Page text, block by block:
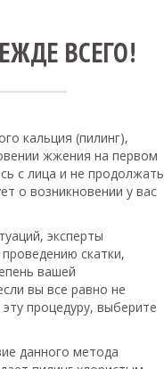
ВСЕГО!
кальция (пилинг),
жжения на первом
с лица и не продолжать
о возникновении у вас
эксперты
скатки,
вашей
вы все равно не
процедуру, выберите
данного метода